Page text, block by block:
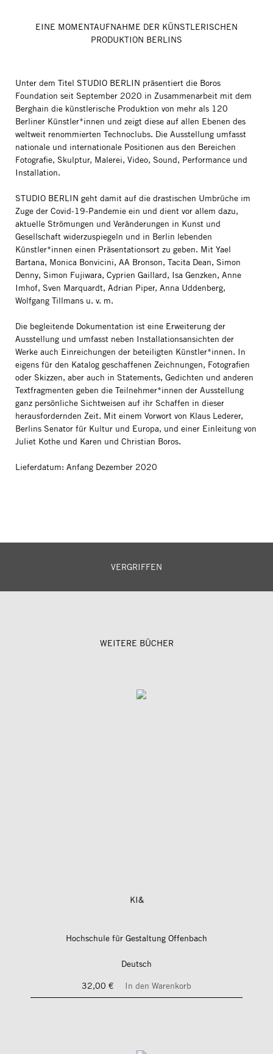
EINE MOMENTAUFNAHME DER KÜNSTLERISCHEN
PRODUKTION BERLINS
Unter dem Titel STUDIO BERLIN präsentiert die Boros
Foundation seit September 2020 in Zusammenarbeit mit dem
Berghain die künstlerische Produktion von mehr als 120
Berliner Künstler*innen und zeigt diese auf allen Ebenen des
weltweit renommierten Technoclubs. Die Ausstellung umfasst
nationale und internationale Positionen aus den Bereichen
Fotografie, Skulptur, Malerei, Video, Sound, Performance und
Installation.
STUDIO BERLIN geht damit auf die drastischen Umbrüche im
Zuge der Covid-19-Pandemie ein und dient vor allem dazu,
aktuelle Strömungen und Veränderungen in Kunst und
Gesellschaft widerzuspiegeln und in Berlin lebenden
Künstler*innen einen Präsentationsort zu geben. Mit Yael
Bartana, Monica Bonvicini, AA Bronson, Tacita Dean, Simon
Denny, Simon Fujiwara, Cyprien Gaillard, Isa Genzken, Anne
Imhof, Sven Marquardt, Adrian Piper, Anna Uddenberg,
Wolfgang Tillmans u. v. m.
Die begleitende Dokumentation ist eine Erweiterung der
Ausstellung und umfasst neben Installationsansichten der
Werke auch Einreichungen der beteiligten Künstler*innen. In
eigens für den Katalog geschaffenen Zeichnungen, Fotografien
oder Skizzen, aber auch in Statements, Gedichten und anderen
Textfragmenten geben die Teilnehmer*innen der Ausstellung
ganz persönliche Sichtweisen auf ihr Schaffen in dieser
herausfordernden Zeit. Mit einem Vorwort von Klaus Lederer,
Berlins Senator für Kultur und Europa, und einer Einleitung von
Juliet Kothe und Karen und Christian Boros.
Lieferdatum: Anfang Dezember 2020
VERGRIFFEN
WEITERE BÜCHER
KI&
Hochschule für Gestaltung Offenbach
Deutsch
32,00 €
In den Warenkorb